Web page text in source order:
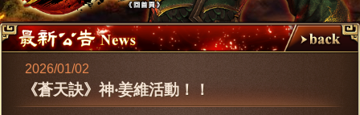
2026/01/02
《蒼天訣》神‧姜維活動！！